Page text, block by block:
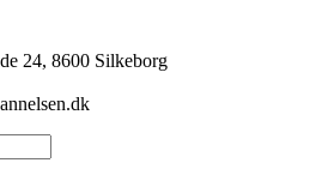
24, 8600 Silkeborg